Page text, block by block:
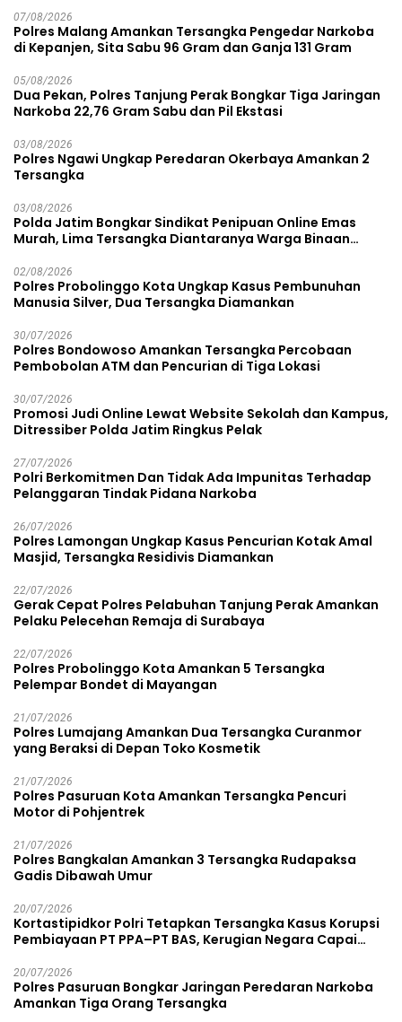
07/08/2026
Polres Malang Amankan Tersangka Pengedar Narkoba
di Kepanjen, Sita Sabu 96 Gram dan Ganja 131 Gram
05/08/2026
Dua Pekan, Polres Tanjung Perak Bongkar Tiga Jaringan
Narkoba 22,76 Gram Sabu dan Pil Ekstasi
03/08/2026
Polres Ngawi Ungkap Peredaran Okerbaya Amankan 2
Tersangka
03/08/2026
Polda Jatim Bongkar Sindikat Penipuan Online Emas
Murah, Lima Tersangka Diantaranya Warga Binaan
02/08/2026
Polres Probolinggo Kota Ungkap Kasus Pembunuhan
Manusia Silver, Dua Tersangka Diamankan
30/07/2026
Polres Bondowoso Amankan Tersangka Percobaan
Pembobolan ATM dan Pencurian di Tiga Lokasi
30/07/2026
Promosi Judi Online Lewat Website Sekolah dan Kampus,
Ditressiber Polda Jatim Ringkus Pelak
27/07/2026
Polri Berkomitmen Dan Tidak Ada Impunitas Terhadap
Pelanggaran Tindak Pidana Narkoba
26/07/2026
Polres Lamongan Ungkap Kasus Pencurian Kotak Amal
Masjid, Tersangka Residivis Diamankan
22/07/2026
Gerak Cepat Polres Pelabuhan Tanjung Perak Amankan
Pelaku Pelecehan Remaja di Surabaya
22/07/2026
Polres Probolinggo Kota Amankan 5 Tersangka
Pelempar Bondet di Mayangan
21/07/2026
Polres Lumajang Amankan Dua Tersangka Curanmor
yang Beraksi di Depan Toko Kosmetik
21/07/2026
Polres Pasuruan Kota Amankan Tersangka Pencuri
Motor di Pohjentrek
21/07/2026
Polres Bangkalan Amankan 3 Tersangka Rudapaksa
Gadis Dibawah Umur
20/07/2026
Kortastipidkor Polri Tetapkan Tersangka Kasus Korupsi
Pembiayaan PT PPA–PT BAS, Kerugian Negara Capai
20/07/2026
Polres Pasuruan Bongkar Jaringan Peredaran Narkoba
Amankan Tiga Orang Tersangka